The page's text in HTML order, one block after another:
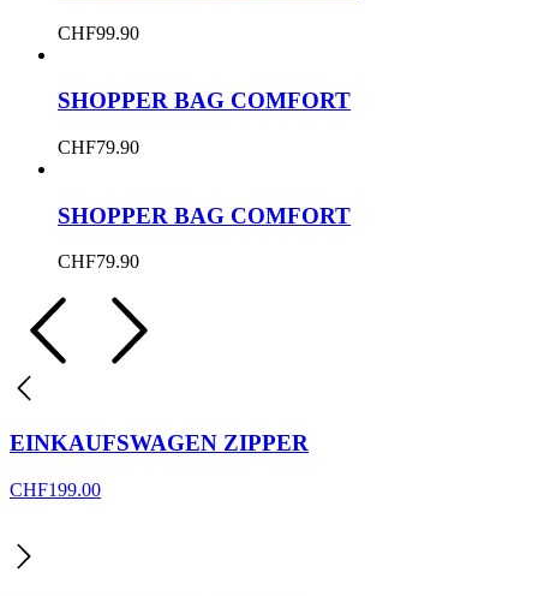
CHF99.90
SHOPPER BAG COMFORT
CHF79.90
SHOPPER BAG COMFORT
CHF79.90
EINKAUFSWAGEN ZIPPER
CHF199.00